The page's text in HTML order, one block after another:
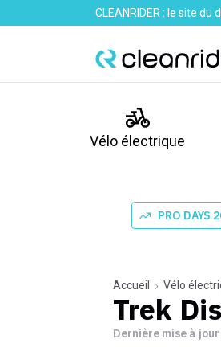
CLEANRIDER : le site
Vélo électrique
PRO DAYS
Accueil Vélo
Trek
Dernière mise à jour